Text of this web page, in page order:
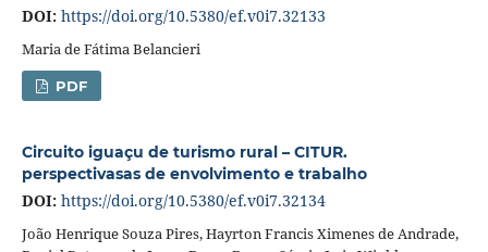
DOI: https://doi.org/10.5380/ef.v0i7.32133
Maria de Fátima Belancieri
PDF
Circuito iguaçu de turismo rural – CITUR.
perspectivasas de envolvimento e trabalho
DOI: https://doi.org/10.5380/ef.v0i7.32134
João Henrique Souza Pires, Hayrton Francis Ximenes de Andrade,